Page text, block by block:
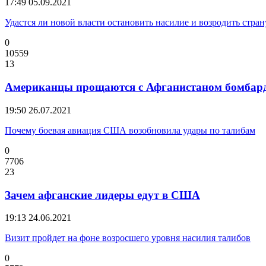
17:49 05.09.2021
Удастся ли новой власти остановить насилие и возродить
0
10559
13
Американцы прощаются с Афганистаном
19:50 26.07.2021
Почему боевая авиация США возобновила удары по талибам
0
7706
23
Зачем афганские лидеры едут в США
19:13 24.06.2021
Визит пройдет на фоне возросшего уровня насилия талибов
0